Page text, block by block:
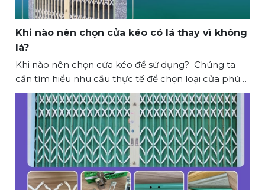
Khi nào nên chọn cửa kéo có lá thay vì không
lá?
Khi nào nên chọn cửa kéo để sử dụng? Chúng ta
cần tìm hiểu nhu cầu thực tế để chọn loại cửa phù
hợp nhất cho người sử dụng. Cửa kéo được thiết kế
đa dạng với nhiều lựa chọn như cửa kéo có lá, cửa
kéo không lá, cửa kéo lá hở, cửa kéo...